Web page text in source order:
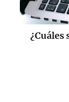
¿Cuáles